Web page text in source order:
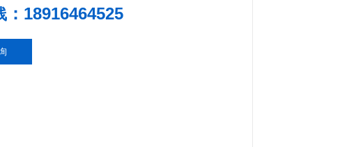
：18916464525